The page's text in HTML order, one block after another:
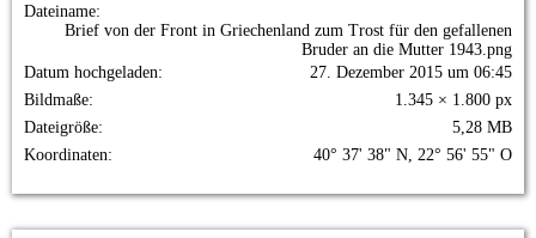
Dateiname
Brief von der Front in Griechenland zum Trost für den gefallenen
Bruder an die Mutter 1943.png
Datum hochgeladen
27. Dezember 2015 um 06:45
Bildmaße
1.345 × 1.800 px
Dateigröße
5,28 MB
Koordinaten
40° 37' 38" N, 22° 56' 55" O